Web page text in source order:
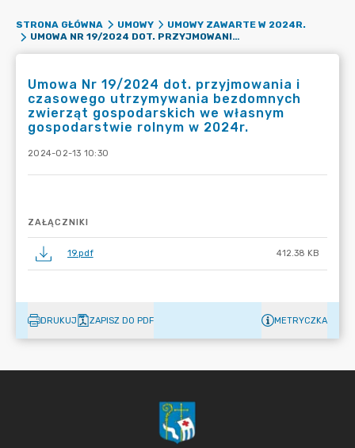
STRONA GŁÓWNA UMOWY
UMOWY ZAWARTE W 2024R.
UMOWA NR 19/2024 DOT. PRZYJMOWANIA I CZASOWEGO UTRZYMYWANIA BEZDOMNYCH ZWIERZĄT GOSPODARSKICH WE WŁASNYM GOSPODARSTWIE ROLNYM W 2024R.
Umowa Nr 19/2024 dot. przyjmowania i
czasowego utrzymywania bezdomnych
zwierząt gospodarskich we własnym
gospodarstwie rolnym w 2024r.
2024-02-13 10:30
ZAŁĄCZNIKI
19.pdf 412.38 KB
DRUKUJ ZAPISZ DO PDF METRYCZKA